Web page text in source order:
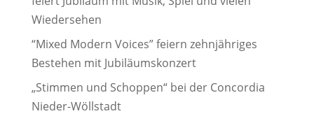
Wiedersehen
“Mixed Modern Voices” feiern zehnjähriges
Bestehen mit Jubiläumskonzert
„Stimmen und Schoppen“ bei der Concordia
Nieder-Wöllstadt